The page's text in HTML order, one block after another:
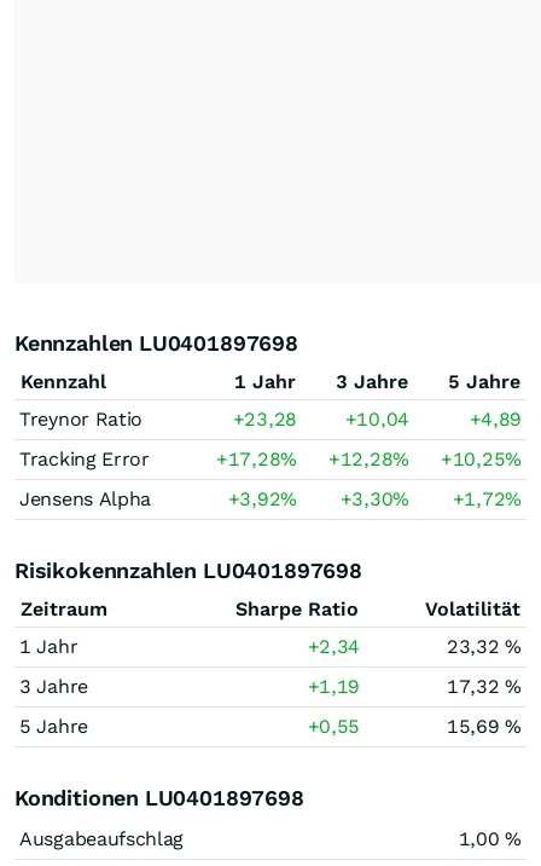
Kennzahlen LU0401897698
Kennzahl 1 Jahr 3 Jahre
5 Jahre
Treynor Ratio
+23,28 +10,04
+4,89
Tracking Error
+17,28% +12,28% +10,25%
Jensens Alpha
+3,92% +3,30% +1,72%
Risikokennzahlen LU0401897698
Zeitraum Sharpe Ratio
Volatilität
1 Jahr
+2,34
23,32 %
3 Jahre
+1,19
17,32 %
5 Jahre
+0,55 15,69 %
Konditionen LU0401897698
Ausgabeaufschlag
1,00 %